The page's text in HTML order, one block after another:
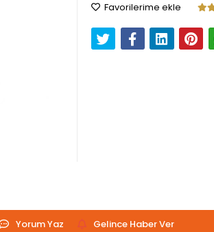
Favorilerime ekle
Yorum Yaz Gelince Haber Ver